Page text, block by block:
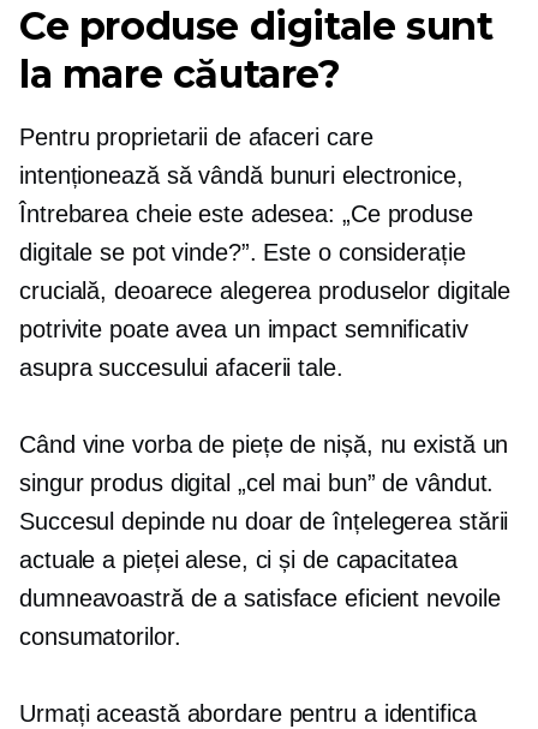
Ce produse digitale sunt
la mare căutare?
Pentru proprietarii de afaceri care
intenționează să vândă bunuri electronice,
Întrebarea cheie este adesea: „Ce produse
digitale se pot vinde?”. Este o considerație
crucială, deoarece alegerea produselor digitale
potrivite poate avea un impact semnificativ
asupra succesului afacerii tale.
Când vine vorba de piețe de nișă, nu există un
singur produs digital „cel mai bun” de vândut.
Succesul depinde nu doar de înțelegerea stării
actuale a pieței alese, ci și de capacitatea
dumneavoastră de a satisface eficient nevoile
consumatorilor.
Urmați această abordare pentru a identifica